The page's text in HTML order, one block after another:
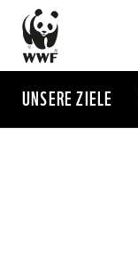
Direkt
zum
Inhalt
UNSERE ZIELE